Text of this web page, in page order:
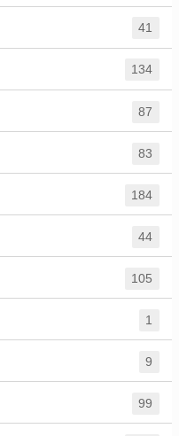
41
134
87
83
184
44
105
1
9
99